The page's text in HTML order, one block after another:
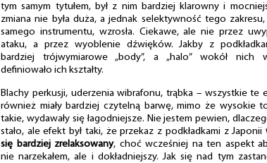
tym samym tytułem, był z nim bardziej klarowny i
zmiana nie była duża, a jednak selektywność tego
samego instrumentu, wzrosła. Ciekawe, ale nie przez
ataku, a przez wyoblenie dźwięków. Jakby z
bardziej trójwymiarowe „body”, a „halo” wokół nich
definiowało ich kształty.
Blachy perkusji, uderzenia wibrafonu, trąbka – wszystkie te
również miały bardziej czytelną barwę, mimo że wysokie
takie, wydawały się łagodniejsze. Nie jestem pewien,
stało, ale efekt był taki, że przekaz z podkładkami z Japonii
się bardziej zrelaksowany, choć wcześniej na ten aspekt
nie narzekałem, ale i dokładniejszy. Jak się nad tym